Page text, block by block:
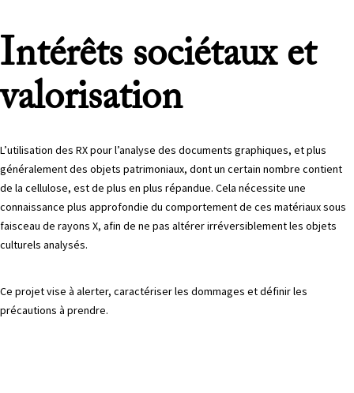
Intérêts sociétaux et
valorisation
L’utilisation des RX pour l’analyse des documents graphiques, et plus
généralement des objets patrimoniaux, dont un certain nombre contient
de la cellulose, est de plus en plus répandue. Cela nécessite une
connaissance plus approfondie du comportement de ces matériaux sous
faisceau de rayons X, afin de ne pas altérer irréversiblement les objets
culturels analysés.
Ce projet vise à alerter, caractériser les dommages et définir les
précautions à prendre.